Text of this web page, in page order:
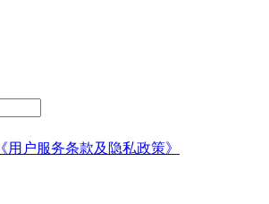
《用户服务条款及隐私政策》